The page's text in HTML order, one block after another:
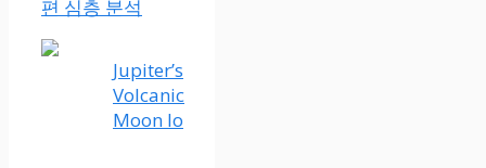
편 심층 분석
Jupiter’s
Volcanic
Moon Io